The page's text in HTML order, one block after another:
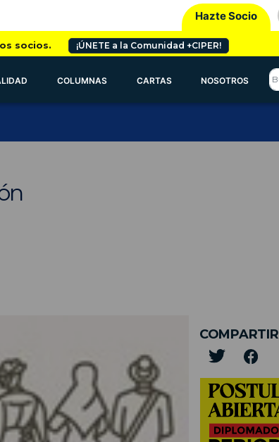
Hazte Socio
socios. ¡ÚNETE a la Comunidad +CIPER!
COLUMNAS CARTAS NOSOTROS
COMPARTIR